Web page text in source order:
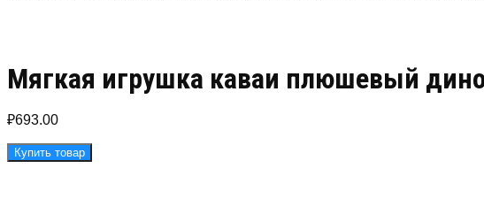
Мягкая игрушка каваи плюшевый
₽693.00
Купить товар